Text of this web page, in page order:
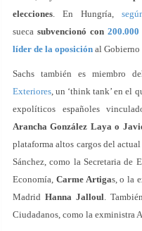
elecciones. En Hungría,
sueca subvencionó con
líder de la oposición al Gobierno
Sachs también es miembro
Exteriores, un ‘think tank’ en el
expolíticos españoles
Arancha González Laya o
plataforma altos cargos del
Sánchez, como la Secretaria
Economía, Carme Artigas, o la
Madrid Hanna Jalloul.
Ciudadanos, como la exministra